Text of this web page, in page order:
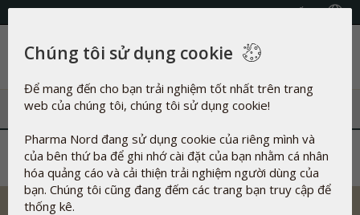
Danh mục
Chúng tôi sử dụng cookie
Để mang đến cho bạn trải nghiệm tốt nhất trên trang
web của chúng tôi, chúng tôi sử dụng cookie!
Pharma Nord đang sử dụng cookie của riêng mình và
của bên thứ ba để ghi nhớ cài đặt của bạn nhằm cá nhân
hóa quảng cáo và cải thiện trải nghiệm người dùng của
bạn. Chúng tôi cũng đang đếm các trang bạn truy cập để
thống kê.